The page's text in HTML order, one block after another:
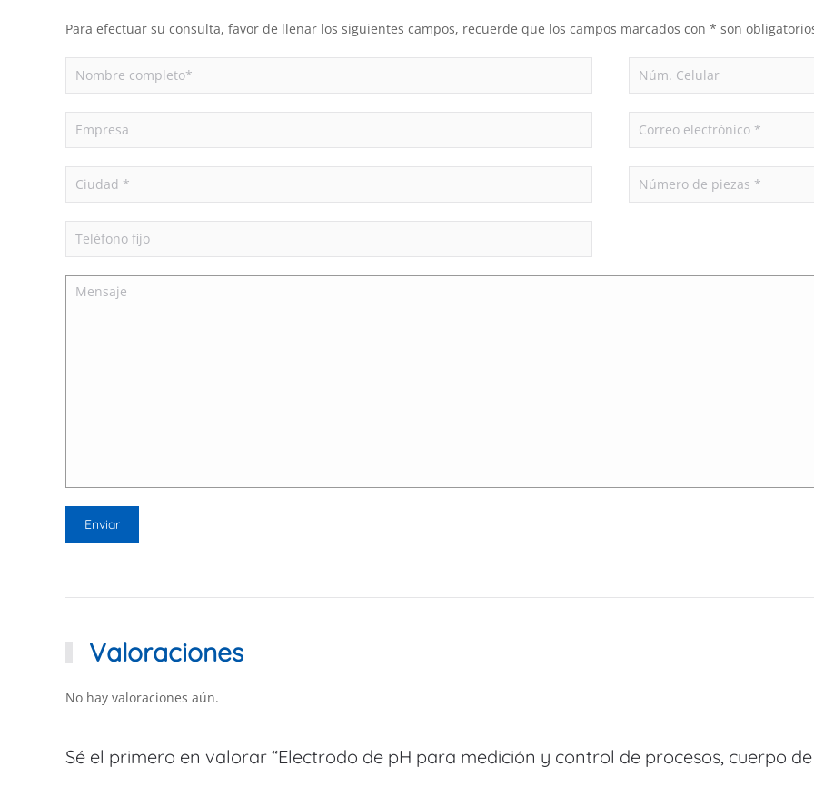
Para efectuar su consulta, favor de llenar los siguientes campos, recuerde que los campos marcados con * son
Valoraciones
No hay valoraciones aún.
Sé el primero en valorar “Electrodo de pH para medición y control de procesos, cuerpo